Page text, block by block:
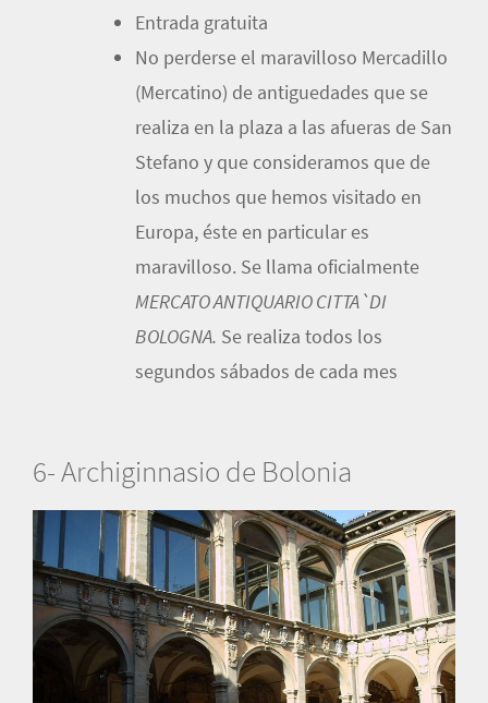
Entrada gratuita
No perderse el maravilloso Mercadillo
(Mercatino) de antiguedades que se
realiza en la plaza a las afueras de San
Stefano y que consideramos que de
los muchos que hemos visitado en
Europa, éste en particular es
maravilloso. Se llama oficialmente
MERCATO ANTIQUARIO CITTA`DI
BOLOGNA. Se realiza todos los
segundos sábados de cada mes
6- Archiginnasio de Bolonia